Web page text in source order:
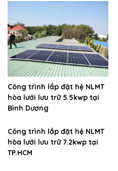
Công trình lắp đặt hệ NLMT
hòa lưới lưu trữ 5.5kwp tại
Bình Dương
Công trình lắp đặt hệ NLMT
hòa lưới lưu trữ 7.2kwp tại
TP.HCM